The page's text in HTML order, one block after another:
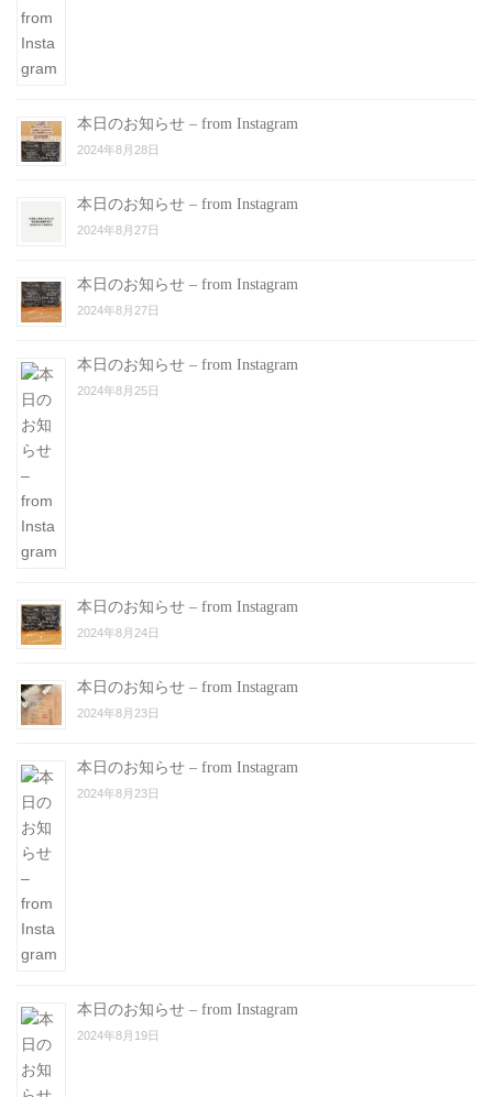
本日のお知らせ – from Instagram
2024年8月28日
本日のお知らせ – from Instagram
2024年8月27日
本日のお知らせ – from Instagram
2024年8月27日
本日のお知らせ – from Instagram
2024年8月25日
本日のお知らせ – from Instagram
2024年8月24日
本日のお知らせ – from Instagram
2024年8月23日
本日のお知らせ – from Instagram
2024年8月23日
本日のお知らせ – from Instagram
2024年8月19日